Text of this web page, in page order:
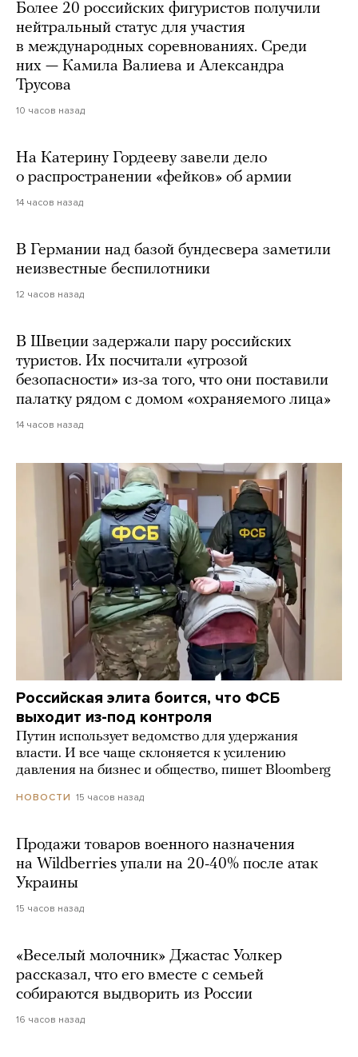
Более 20 российских фигуристов получили
нейтральный статус для участия
в международных соревнованиях. Среди
них — Камила Валиева и Александра
Трусова
10 часов назад
На Катерину Гордееву завели дело
о распространении «фейков» об армии
14 часов назад
В Германии над базой бундесвера заметили
неизвестные беспилотники
12 часов назад
В Швеции задержали пару российских
туристов. Их посчитали «угрозой
безопасности» из-за того, что они поставили
палатку рядом с домом «охраняемого лица»
14 часов назад
Российская элита боится, что ФСБ
выходит из-под контроля
Путин использует ведомство для удержания
власти. И все чаще склоняется к усилению
давления на бизнес и общество, пишет Bloomberg
НОВОСТИ 15 часов назад
Продажи товаров военного назначения
на Wildberries упали на 20-40% после атак
Украины
15 часов назад
«Веселый молочник» Джастас Уолкер
рассказал, что его вместе с семьей
собираются выдворить из России
16 часов назад